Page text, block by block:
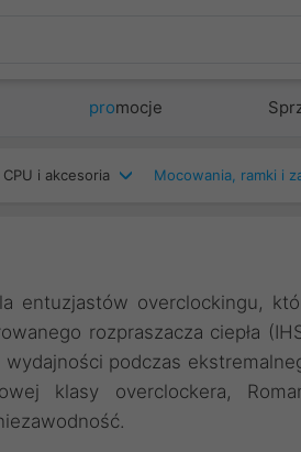
promocje
CPU i akcesoria Mocowania, ramki i
entuzjastów overclockingu,
rozpraszacza ciepła
podczas
klasy overclockera,